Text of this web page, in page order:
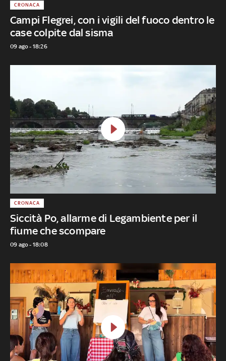
Campi Flegrei, con i vigili del fuoco dentro le
case colpite dal sisma
CRONACA
09 ago - 18:26
Siccità Po, allarme di Legambiente per il
fiume che scompare
CRONACA
09 ago - 18:08